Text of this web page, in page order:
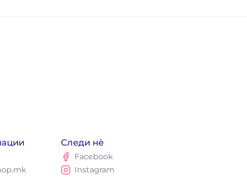
Следи нè
Facebook
Instagram